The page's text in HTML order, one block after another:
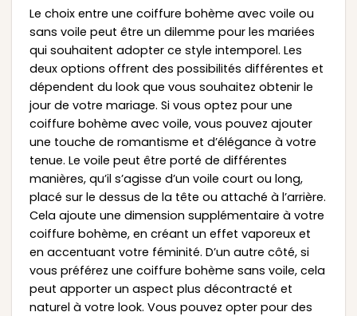
Le choix entre une coiffure bohème avec voile ou
sans voile peut être un dilemme pour les mariées
qui souhaitent adopter ce style intemporel. Les
deux options offrent des possibilités différentes et
dépendent du look que vous souhaitez obtenir le
jour de votre mariage. Si vous optez pour une
coiffure bohème avec voile, vous pouvez ajouter
une touche de romantisme et d’élégance à votre
tenue. Le voile peut être porté de différentes
manières, qu’il s’agisse d’un voile court ou long,
placé sur le dessus de la tête ou attaché à l’arrière.
Cela ajoute une dimension supplémentaire à votre
coiffure bohème, en créant un effet vaporeux et
en accentuant votre féminité. D’un autre côté, si
vous préférez une coiffure bohème sans voile, cela
peut apporter un aspect plus décontracté et
naturel à votre look. Vous pouvez opter pour des